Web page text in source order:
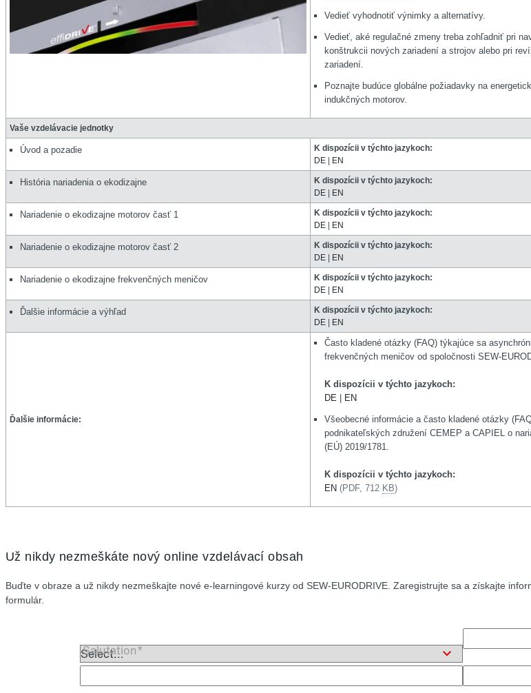
Vedieť vyhodnotiť výnimky a alternatívy.
Vedieť, aké regulačné zmeny treba zohľadniť pri
konštrukcii nových zariadení a strojov alebo pri
zariadení.
Poznajte budúce globálne požiadavky na
indukčných motorov.
Vaše vzdelávacie jednotky
Úvod a pozadie
K dispozícii v týchto jazykoch:
DE
EN
História nariadenia o ekodizajne
K dispozícii v týchto jazykoch:
DE
EN
Nariadenie o ekodizajne motorov časť 1
K dispozícii v týchto jazykoch:
DE
EN
Nariadenie o ekodizajne motorov časť 2
K dispozícii v týchto jazykoch:
DE
EN
Nariadenie o ekodizajne frekvenčných meničov
K dispozícii v týchto jazykoch:
DE
EN
Ďalšie informácie a výhľad
K dispozícii v týchto jazykoch:
DE
EN
Ďalšie informácie:
Často kladené otázky (FAQ) týkajúce sa
frekvenčných meničov od spoločnosti SEW-
K dispozícii v týchto jazykoch:
DE
EN
Všeobecné informácie a často kladené otázky
podnikateľských združení CEMEP a CAPIEL o
(EÚ) 2019/1781.
K dispozícii v týchto jazykoch:
EN (PDF, 712 KB)
Už nikdy nezmeškáte nový online vzdelávací obsah
Buďte v obraze a už nikdy nezmeškajte nové e-learningové kurzy od SEW-EURODRIVE. Zaregistrujte sa a získajte
formulár.
Salutation*
Academic